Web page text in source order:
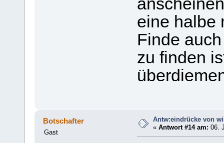
eine halbe
Finde
zu finden
Botschafter
Gast
Antw:eindrücke von
«Antwort #14 am: 06.